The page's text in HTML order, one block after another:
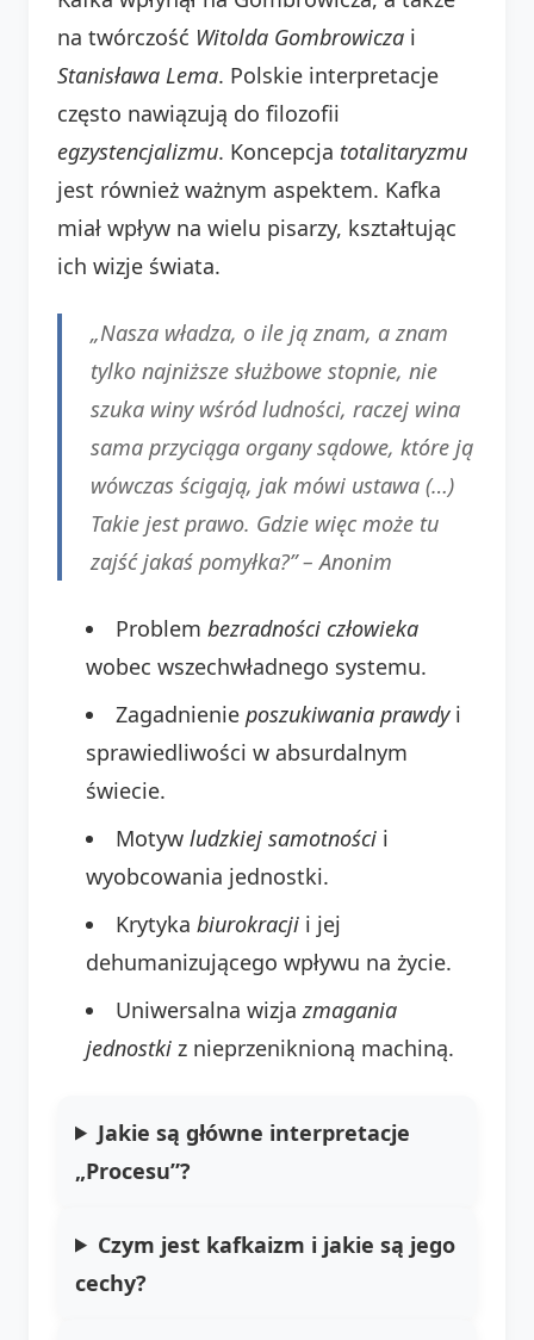
na twórczość Witolda Gombrowicza i
Stanisława Lema. Polskie interpretacje
często nawiązują do filozofii
egzystencjalizmu. Koncepcja totalitaryzmu
jest również ważnym aspektem. Kafka
miał wpływ na wielu pisarzy, kształtując
ich wizje świata.
„Nasza władza, o ile ją znam, a znam
tylko najniższe służbowe stopnie, nie
szuka winy wśród ludności, raczej wina
sama przyciąga organy sądowe, które ją
wówczas ścigają, jak mówi ustawa (…)
Takie jest prawo. Gdzie więc może tu
zajść jakaś pomyłka?” –Anonim
Problem bezradności człowieka
wobec wszechwładnego systemu.
Zagadnienie poszukiwania prawdyi
sprawiedliwości w absurdalnym
świecie.
Motyw ludzkiej samotności i
wyobcowania jednostki.
Krytyka biurokracji i jej
dehumanizującego wpływu na życie.
Uniwersalna wizja zmagania
jednostki z nieprzeniknioną machiną.
Jakie są główne interpretacje
„Procesu”?
Czym jest kafkaizm i jakie są jego
cechy?